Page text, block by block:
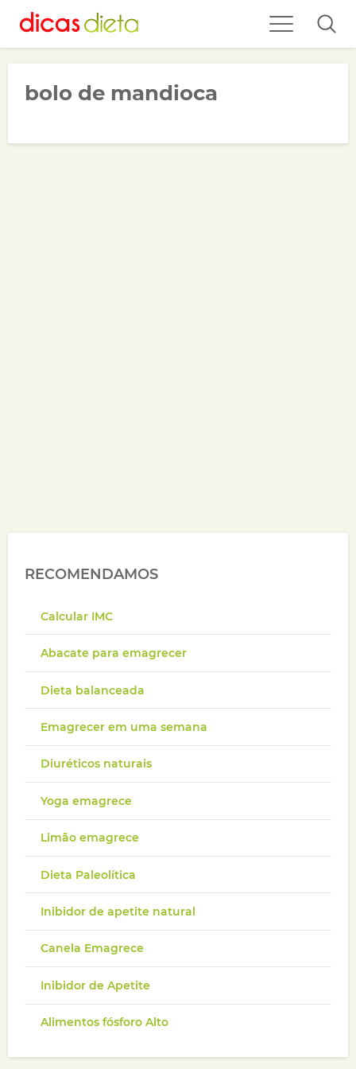
bolo de mandioca
RECOMENDAMOS
Calcular IMC
Abacate para emagrecer
Dieta balanceada
Emagrecer em uma semana
Diuréticos naturais
Yoga emagrece
Limão emagrece
Dieta Paleolítica
Inibidor de apetite natural
Canela Emagrece
Inibidor de Apetite
Alimentos fósforo Alto